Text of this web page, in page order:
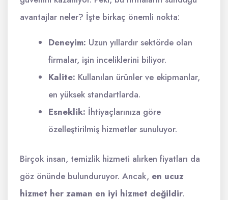
avantajlar neler? İşte birkaç önemli nokta:
Deneyim: Uzun yıllardır sektörde olan
firmalar, işin inceliklerini biliyor.
Kalite: Kullanılan ürünler ve ekipmanlar,
en yüksek standartlarda.
Esneklik: İhtiyaçlarınıza göre
özelleştirilmiş hizmetler sunuluyor.
Birçok insan, temizlik hizmeti alırken fiyatları da
göz önünde bulunduruyor. Ancak, en ucuz
hizmet her zaman en iyi hizmet değildir.